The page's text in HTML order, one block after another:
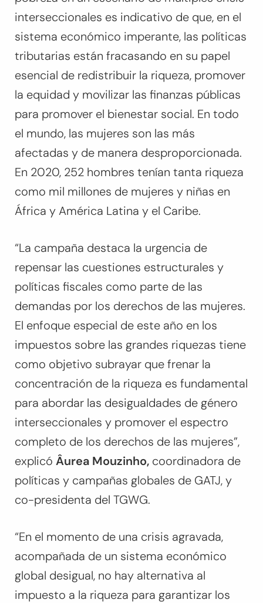
interseccionales es indicativo de que, en el
sistema económico imperante, las políticas
tributarias están fracasando en su papel
esencial de redistribuir la riqueza, promover
la equidad y movilizar las finanzas públicas
para promover el bienestar social. En todo
el mundo, las mujeres son las más
afectadas y de manera desproporcionada.
En 2020, 252 hombres tenían tanta riqueza
como mil millones de mujeres y niñas en
África y América Latina y el Caribe.
“La campaña destaca la urgencia de
repensar las cuestiones estructurales y
políticas fiscales como parte de las
demandas por los derechos de las mujeres.
El enfoque especial de este año en los
impuestos sobre las grandes riquezas tiene
como objetivo subrayar que frenar la
concentración de la riqueza es fundamental
para abordar las desigualdades de género
interseccionales y promover el espectro
completo de los derechos de las mujeres”,
explicó Âurea Mouzinho, coordinadora de
políticas y campañas globales de GATJ, y
co-presidenta del TGWG.
“En el momento de una crisis agravada,
acompañada de un sistema económico
global desigual, no hay alternativa al
impuesto a la riqueza para garantizar los